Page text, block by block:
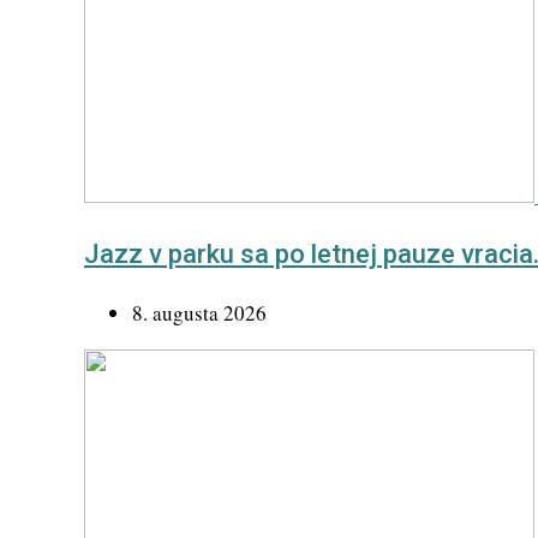
Jazz v parku sa po letnej pauze
8. augusta 2026